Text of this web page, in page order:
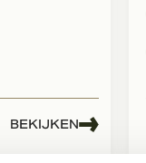
BEKIJKEN